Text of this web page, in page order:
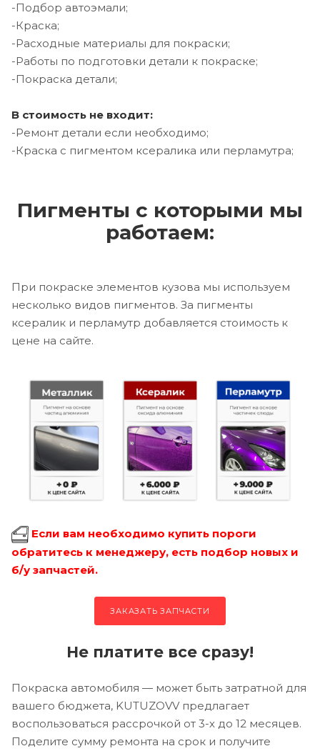
-Подбор автоэмали;
-Краска;
-Расходные материалы для покраски;
-Работы по подготовки детали к покраске;
-Покраска детали;
В стоимость не входит:
-Ремонт детали если необходимо;
-Краска с пигментом ксералика или перламутра;
Пигменты с которыми мы
работаем:
При покраске элементов кузова мы используем
несколько видов пигментов. За пигменты
ксералик и перламутр добавляется стоимость к
цене на сайте.
Если вам необходимо купить пороги
обратитесь к менеджеру, есть подбор новых и
б/у запчастей.
ЗАКАЗАТЬ ЗАПЧАСТИ
Не платите все сразу!
Покраска автомобиля — может быть затратной для
вашего бюджета, KUTUZOVV предлагает
воспользоваться рассрочкой от 3-х до 12 месяцев.
Поделите сумму ремонта на срок и получите